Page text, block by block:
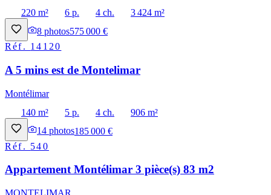
220 m²
6 p. 4 ch.
3 424 m²
8 photos575 000 €
Réf. 14120
A 5 mins est de Montelimar
Montélimar
140 m²
5 p. 4 ch.
906 m²
14 photos185 000 €
Réf. 540
Appartement Montélimar 3 pièce(s) 83 m2
MONTELIMAR